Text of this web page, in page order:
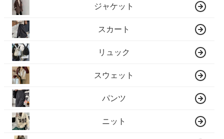
ジャケット
スカート
リュック
スウェット
パンツ
ニット